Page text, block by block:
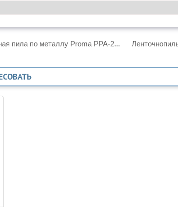
пила по металлу Proma PPA-2...